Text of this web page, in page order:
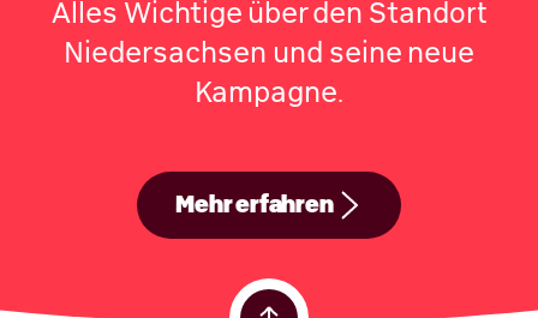
Alles Wichtige über den Standort
Niedersachsen und seine neue
Kampagne.
Mehr erfahren